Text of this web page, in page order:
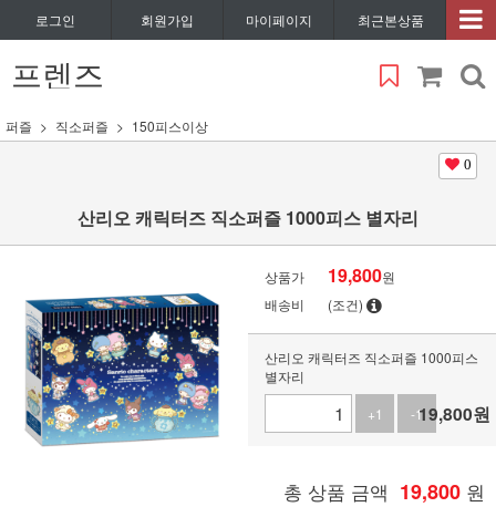
로그인 회원가입 마이페이지 최근본상품
프렌즈
퍼즐 직소퍼즐 150피스이상
0
산리오 캐릭터즈 직소퍼즐 1000피스 별자리
상품가 19,800원
배송비
(조건)
산리오 캐릭터즈 직소퍼즐 1000피스
별자리
+1
-119,800원
총 상품 금액 19,800 원